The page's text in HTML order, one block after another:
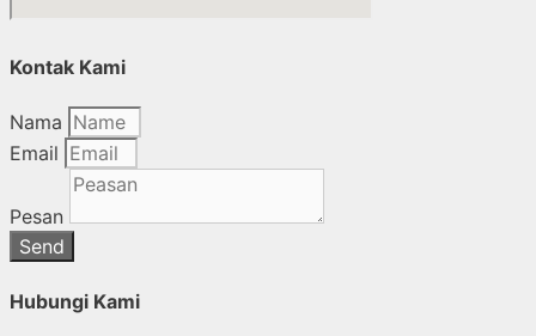
Kontak Kami
Nama
Email
Pesan
Send
Hubungi Kami